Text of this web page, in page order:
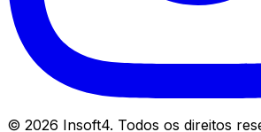
© 2026 Insoft4. Todos os direitos